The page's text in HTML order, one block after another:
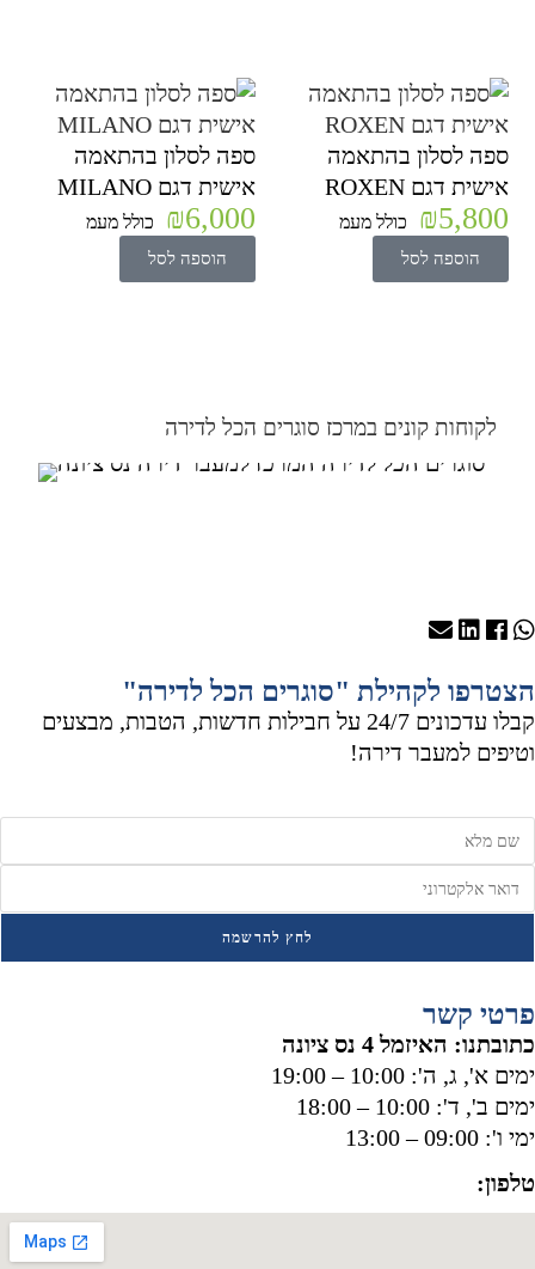
ספה לסלון בהתאמה
אישית דגם ROXEN
₪5,800 כולל מעמ
הוספה לסל
ספה לסלון בהתאמה
אישית דגם MILANO
₪6,000 כולל מעמ
הוספה לסל
לקוחות קונים במרכז סוגרים הכל לדירה
לקהילת "סוגרים הכל לדירה"
קבלו עדכונים 24/7 על חבילות חדשות, הטבות, מבצעים
למעבר דירה!
לחץ להרשמה
קשר
האיזמל 4 נס ציונה
א', ג, ה': 10:00 – 19:00
ב', ד': 10:00 – 18:00
ו': 09:00 – 13:00